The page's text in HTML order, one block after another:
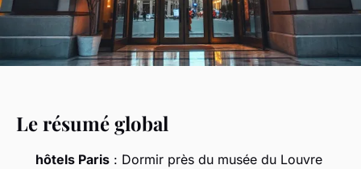
Le résumé global
hôtels Paris : Dormir près du musée du Louvre